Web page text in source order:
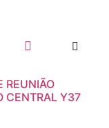
REUNIÃO
CENTRAL Y37